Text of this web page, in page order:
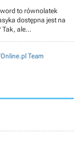
to równolatek
dostępna jest na
Tak, ale...
Team